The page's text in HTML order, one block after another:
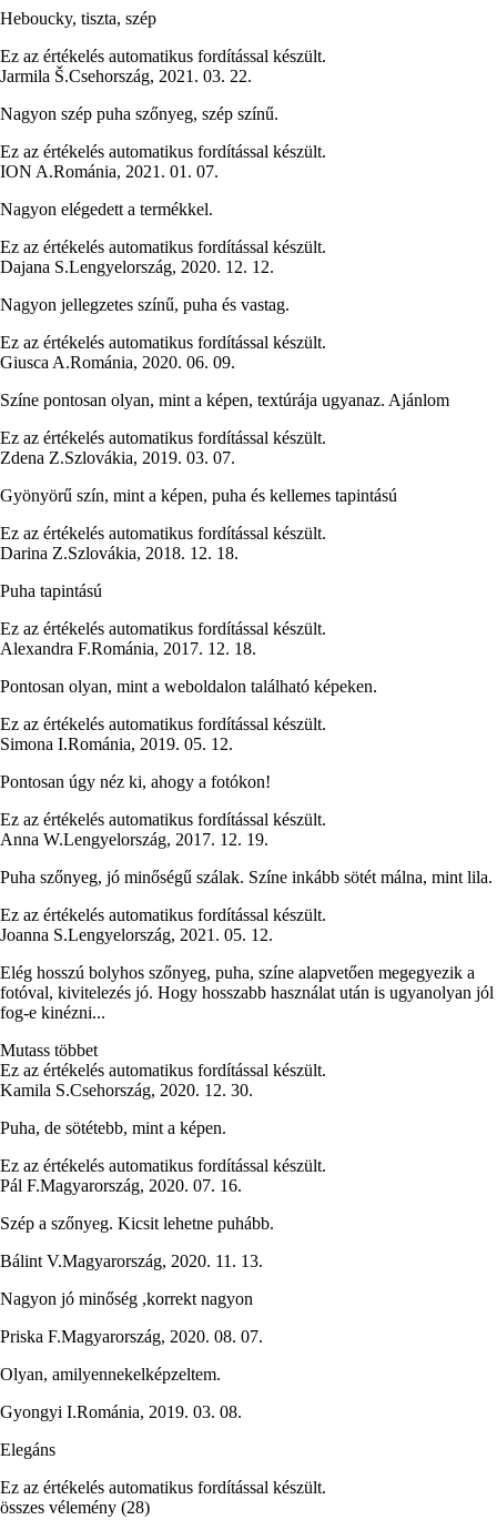
Heboucky, tiszta, szép
Ez az értékelés automatikus fordítással készült.
Jarmila Š.Csehország, 2021. 03. 22.
Nagyon szép puha szőnyeg, szép színű.
Ez az értékelés automatikus fordítással készült.
ION A.Románia, 2021. 01. 07.
Nagyon elégedett a termékkel.
Ez az értékelés automatikus fordítással készült.
Dajana S.Lengyelország, 2020. 12. 12.
Nagyon jellegzetes színű, puha és vastag.
Ez az értékelés automatikus fordítással készült.
Giusca A.Románia, 2020. 06. 09.
Színe pontosan olyan, mint a képen, textúrája ugyanaz. Ajánlom
Ez az értékelés automatikus fordítással készült.
Zdena Z.Szlovákia, 2019. 03. 07.
Gyönyörű szín, mint a képen, puha és kellemes tapintású
Ez az értékelés automatikus fordítással készült.
Darina Z.Szlovákia, 2018. 12. 18.
Puha tapintású
Ez az értékelés automatikus fordítással készült.
Alexandra F.Románia, 2017. 12. 18.
Pontosan olyan, mint a weboldalon található képeken.
Ez az értékelés automatikus fordítással készült.
Simona I.Románia, 2019. 05. 12.
Pontosan úgy néz ki, ahogy a fotókon!
Ez az értékelés automatikus fordítással készült.
Anna W.Lengyelország, 2017. 12. 19.
Puha szőnyeg, jó minőségű szálak. Színe inkább sötét málna, mint lila.
Ez az értékelés automatikus fordítással készült.
Joanna S.Lengyelország, 2021. 05. 12.
Elég hosszú bolyhos szőnyeg, puha, színe alapvetően megegyezik a
fotóval, kivitelezés jó. Hogy hosszabb használat után is ugyanolyan jól
fog-e kinézni...
Mutass többet
Ez az értékelés automatikus fordítással készült.
Kamila S.Csehország, 2020. 12. 30.
Puha, de sötétebb, mint a képen.
Ez az értékelés automatikus fordítással készült.
Pál F.Magyarország, 2020. 07. 16.
Szép a szőnyeg. Kicsit lehetne puhább.
Bálint V.Magyarország, 2020. 11. 13.
Nagyon jó minőség ,korrekt nagyon
Priska F.Magyarország, 2020. 08. 07.
Olyan, amilyennekelképzeltem.
Gyongyi I.Románia, 2019. 03. 08.
Elegáns
Ez az értékelés automatikus fordítással készült.
összes vélemény (28)